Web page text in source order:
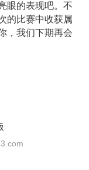
眼的表现吧。不
的比赛中收获属
，我们下期再会